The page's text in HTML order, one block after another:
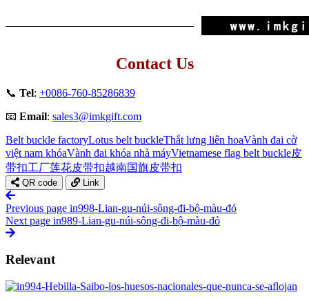
Contact Us
📞 Tel: +0086-760-85286839
📧 Email: sales3@imkgift.com
Belt buckle factoryLotus belt buckleThắt lưng liên hoaVành đai cờ
việt nam khóaVành đai khóa nhà máyVietnamese flag belt buckle皮
带扣工厂莲花皮带扣越南国旗皮带扣
QR code Link
Previous page in998-Lian-gu-núi-sông-đi-bộ-màu-đỏ
Next page in989-Lian-gu-núi-sông-đi-bộ-màu-đỏ
Relevant